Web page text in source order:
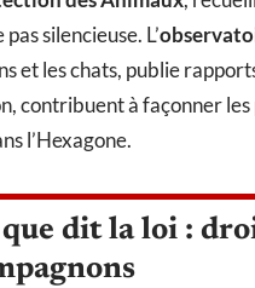
silencieuse. L’
et les chats, publie
contribuent à façonner
l’Hexagone.
que dit la loi :